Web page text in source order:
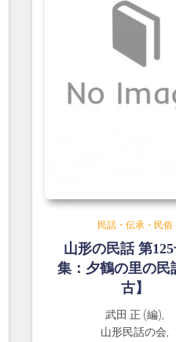
民話・伝承・民俗
山形の民話 第
集：夕鶴の里の民
古】
武田 正 (編),
山形民話の会,